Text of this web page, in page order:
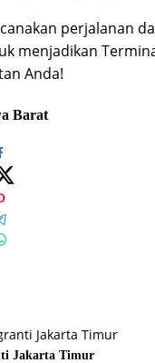
perjalanan
menjadikan
Anda!
Barat
Jakarta Timur